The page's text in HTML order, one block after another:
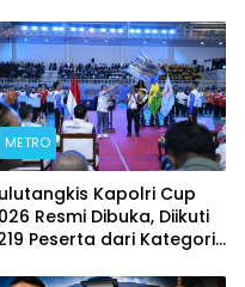
METRO
Kapolri Cup
Resmi Dibuka, Diikuti
Peserta dari Kategori